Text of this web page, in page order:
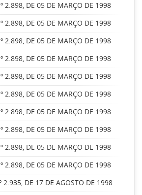
2.898, DE 05 DE MARÇO DE 1998
2.898, DE 05 DE MARÇO DE 1998
2.898, DE 05 DE MARÇO DE 1998
2.898, DE 05 DE MARÇO DE 1998
2.898, DE 05 DE MARÇO DE 1998
2.898, DE 05 DE MARÇO DE 1998
2.898, DE 05 DE MARÇO DE 1998
2.898, DE 05 DE MARÇO DE 1998
2.898, DE 05 DE MARÇO DE 1998
2.898, DE 05 DE MARÇO DE 1998
2.935, DE 17 DE AGOSTO DE 1998